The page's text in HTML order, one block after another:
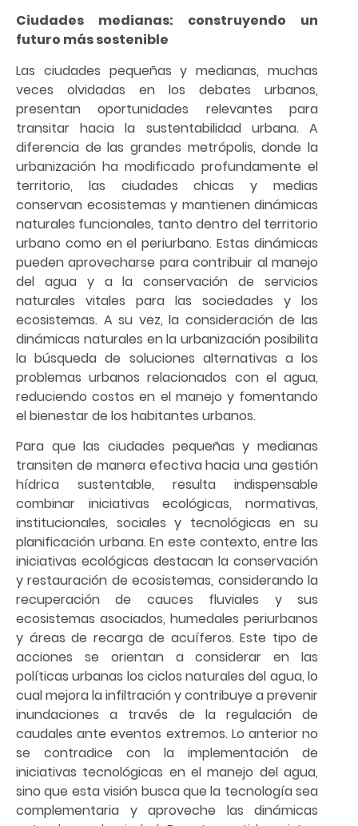
Ciudades medianas: construyendo un
futuro más sostenible
Las ciudades pequeñas y medianas, muchas
veces olvidadas en los debates urbanos,
presentan oportunidades relevantes para
transitar hacia la sustentabilidad urbana. A
diferencia de las grandes metrópolis, donde la
urbanización ha modificado profundamente el
territorio, las ciudades chicas y medias
conservan ecosistemas y mantienen dinámicas
naturales funcionales, tanto dentro del territorio
urbano como en el periurbano. Estas dinámicas
pueden aprovecharse para contribuir al manejo
del agua y a la conservación de servicios
naturales vitales para las sociedades y los
ecosistemas. A su vez, la consideración de las
dinámicas naturales en la urbanización posibilita
la búsqueda de soluciones alternativas a los
problemas urbanos relacionados con el agua,
reduciendo costos en el manejo y fomentando
el bienestar de los habitantes urbanos.
Para que las ciudades pequeñas y medianas
transiten de manera efectiva hacia una gestión
hídrica sustentable, resulta indispensable
combinar iniciativas ecológicas, normativas,
institucionales, sociales y tecnológicas en su
planificación urbana. En este contexto, entre las
iniciativas ecológicas destacan la conservación
y restauración de ecosistemas, considerando la
recuperación de cauces fluviales y sus
ecosistemas asociados, humedales periurbanos
y áreas de recarga de acuíferos. Este tipo de
acciones se orientan a considerar en las
políticas urbanas los ciclos naturales del agua, lo
cual mejora la infiltración y contribuye a prevenir
inundaciones a través de la regulación de
caudales ante eventos extremos. Lo anterior no
se contradice con la implementación de
iniciativas tecnológicas en el manejo del agua,
sino que esta visión busca que la tecnología sea
complementaria y aproveche las dinámicas